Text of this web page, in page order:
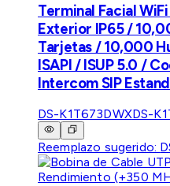
Terminal Facial
Exterior IP65 /
Tarjetas / 10,000
ISAPI / ISUP 5.0 /
Intercom SIP
DS-K1T673DWXDS-
Reemplazo sugerido: